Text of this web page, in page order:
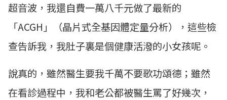
超音波，我還自費一萬八千元做了最新的
「ACGH」（晶片式全基因體定量分析），這些檢
查告訴我，我肚子裏是個健康活潑的小女孩呢。
說真的，雖然醫生要我千萬不要歌功頌德；雖然
在看診過程中，我和老公都被醫生罵了好幾次，